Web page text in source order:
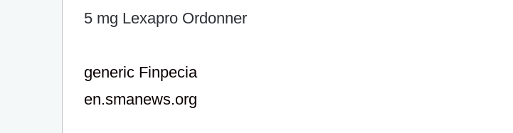
5 mg Lexapro Ordonner
generic Finpecia
en.smanews.org